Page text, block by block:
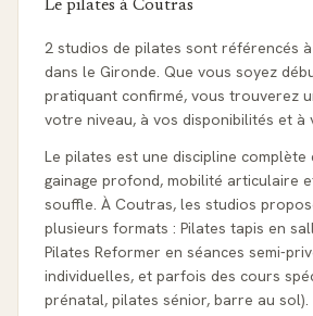
Le pilates à Coutras
2 studios de pilates sont référencés
dans le Gironde. Que vous soyez
pratiquant confirmé, vous trouverez
votre niveau, à vos disponibilités et à
Le pilates est une discipline complète
gainage profond, mobilité articulaire
souffle. À Coutras, les studios
plusieurs formats : Pilates tapis en
Pilates Reformer en séances semi-
individuelles, et parfois des cours
prénatal, pilates sénior, barre au sol).